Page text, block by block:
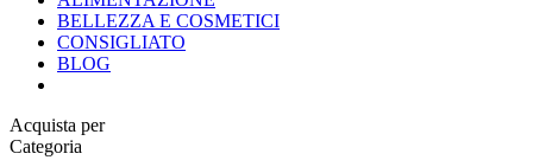
BELLEZZA E COSMETICI
CONSIGLIATO
BLOG
Acquista per
Categoria